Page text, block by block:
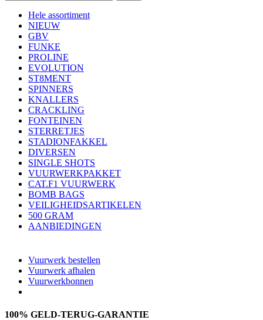
Hele assortiment
NIEUW
GBV
FUNKE
PROLINE
EVOLUTION
ST8MENT
SPINNERS
KNALLERS
CRACKLING
FONTEINEN
STERRETJES
STADIONFAKKEL
DIVERSEN
SINGLE SHOTS
VUURWERKPAKKET
CAT.F1 VUURWERK
BOMB BAGS
VEILIGHEIDSARTIKELEN
500 GRAM
AANBIEDINGEN
Vuurwerk bestellen
Vuurwerk afhalen
Vuurwerkbonnen
100% GELD-TERUG-GARANTIE